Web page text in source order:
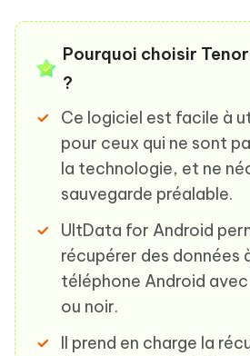
Pourquoi choisir
?
Ce logiciel est facile à
pour ceux qui ne sont
la technologie, et ne
sauvegarde préalable.
UltData for Android
récupérer des données
téléphone Android
ou noir.
Il prend en charge la